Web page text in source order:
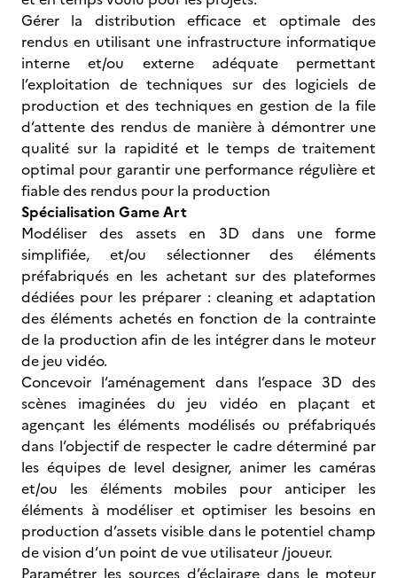
Gérer la distribution efficace et optimale des
rendus en utilisant une infrastructure informatique
interne et/ou externe adéquate permettant
l’exploitation de techniques sur des logiciels de
production et des techniques en gestion de la file
d’attente des rendus de manière à démontrer une
qualité sur la rapidité et le temps de traitement
optimal pour garantir une performance régulière et
fiable des rendus pour la production
Spécialisation Game Art
Modéliser des assets en 3D dans une forme
simplifiée, et/ou sélectionner des éléments
préfabriqués en les achetant sur des plateformes
dédiées pour les préparer : cleaning et adaptation
des éléments achetés en fonction de la contrainte
de la production afin de les intégrer dans le moteur
de jeu vidéo.
Concevoir l’aménagement dans l’espace 3D des
scènes imaginées du jeu vidéo en plaçant et
agençant les éléments modélisés ou préfabriqués
dans l’objectif de respecter le cadre déterminé par
les équipes de level designer, animer les caméras
et/ou les éléments mobiles pour anticiper les
éléments à modéliser et optimiser les besoins en
production d’assets visible dans le potentiel champ
de vision d’un point de vue utilisateur /joueur.
Paramétrer les sources d’éclairage dans le moteur